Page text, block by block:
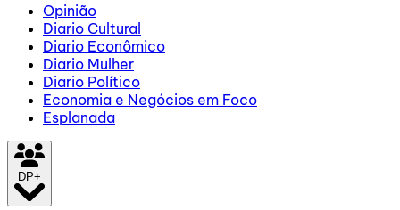
Opinião
Diario Cultural
Diario Econômico
Diario Mulher
Diario Político
Economia e Negócios em Foco
Esplanada
DP+